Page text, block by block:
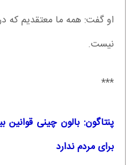
او گفت: همه ما معتقدیم
نیست.
***
پنتاگون: بالون چینی
برای مردم ندارد